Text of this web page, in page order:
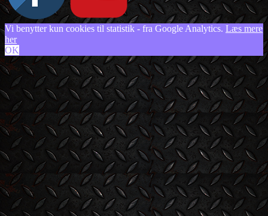
Vi benytter kun cookies til statistik - fra Google Analytics. Læs mere
her
OK